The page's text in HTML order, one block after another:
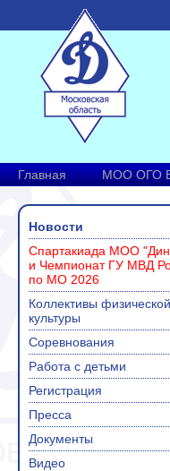
Главная МОО ОГО
Новости
Спартакиада МОО
и Чемпионат ГУ МВД
по МО 2026
Коллективы физической
культуры
Соревнования
Работа с детьми
Регистрация
Пресса
Документы
Видео